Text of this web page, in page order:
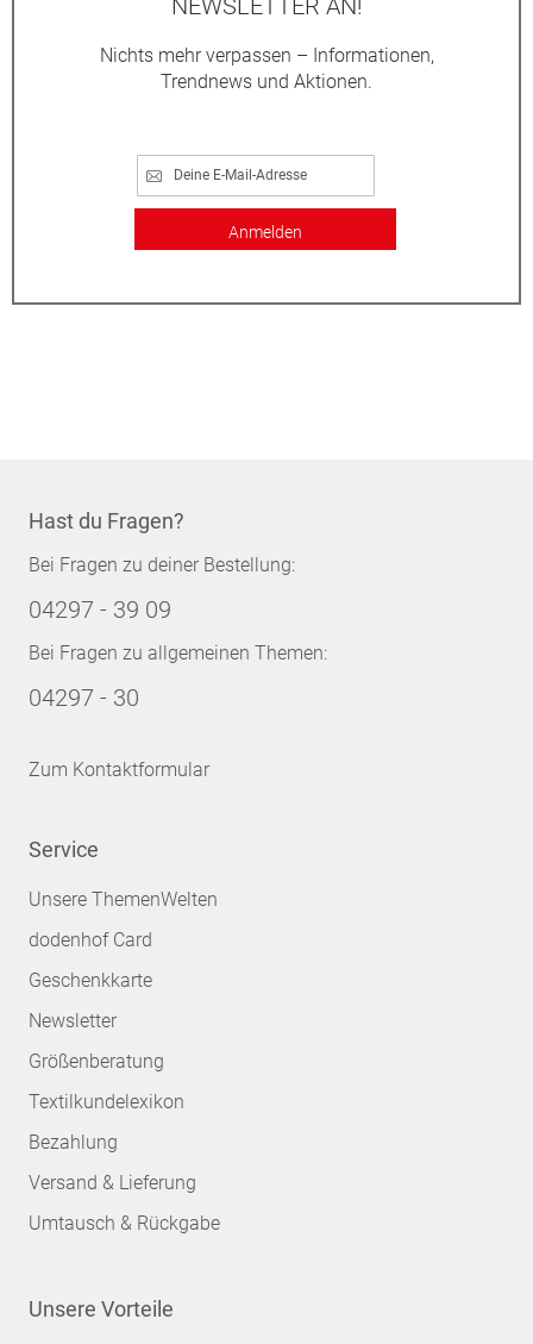
Nichts mehr verpassen – Informationen,
Trendnews und Aktionen.
Anmelden
Hast du Fragen?
Bei Fragen zu deiner Bestellung:
04297 - 39 09
Bei Fragen zu allgemeinen Themen:
04297 - 30
Zum Kontaktformular
Service
Unsere ThemenWelten
dodenhof Card
Geschenkkarte
Newsletter
Größenberatung
Textilkundelexikon
Bezahlung
Versand & Lieferung
Umtausch & Rückgabe
Unsere Vorteile